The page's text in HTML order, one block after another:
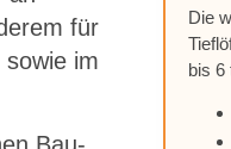
für
im
Die
bis 6